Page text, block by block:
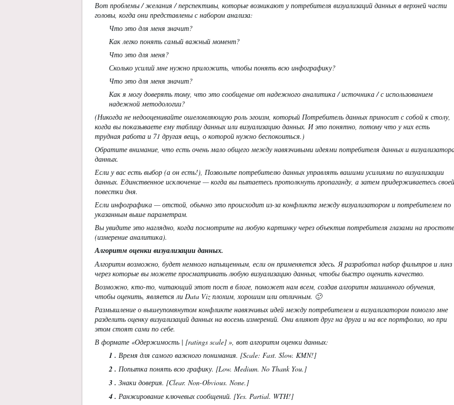
Вот проблемы / желания / перспективы, которые возникают у потребителя визуализаций данных в верхней части
головы, когда они представлены с набором анализа:
Что это для меня значит?
Как легко понять самый важный момент?
Что это для меня?
Сколько усилий мне нужно приложить, чтобы понять всю инфографику?
Что это для меня значит?
Как я могу доверять тому, что это сообщение от надежного аналитика / источника / с использованием
надежной методологии?
(Никогда не недооценивайте ошеломляющую роль эгоизм, который Потребитель данных приносит с собой к столу,
когда вы показываете ему таблицу данных или визуализацию данных. И это понятно, потому что у них есть
трудная работа и 71 другая вещь, о которой нужно беспокоиться.)
Обратите внимание, что есть очень мало общего между навязчивыми идеями потребителя данных и
данных.
Если у вас есть выбор (а он есть!), Позвольте потребителю данных управлять вашими усилиями по визуализации
данных. Единственное исключение — когда вы пытаетесь протолкнуть пропаганду, а затем придерживаетесь своей
повестки дня.
Если инфографика — отстой, обычно это происходит из-за конфликта между визуализатором и потребителем по
указанным выше параметрам.
Вы увидите это наглядно, когда посмотрите на любую картинку через объектив потребителя глазами на простоте
(измерение аналитика).
Алгоритм оценки визуализации данных.
Алгоритм возможно, будет немного напыщенным, если он применяется здесь. Я разработал набор фильтров и линз
через которые вы можете просматривать любую визуализацию данных, чтобы быстро оценить качество.
Возможно, кто-то, читающий этот пост в блоге, поможет нам всем, создав алгоритм машинного обучения,
чтобы оценить, является ли Data Viz плохим, хорошим или отличным. 🙂
Размышление о вышеупомянутом конфликте навязчивых идей между потребителем и визуализатором помогло мне
разделить оценку визуализаций данных на восемь измерений. Они влияют друг на друга и на все портфолио, но при
этом стоят сами по себе.
В формате «Одержимость | [ratings scale] », вот алгоритм оценки данных:
1 . Время для самого важного понимания. [Scale: Fast. Slow. KMN!]
2 . Попытка понять всю графику. [Low. Medium. No Thank You.]
3 . Знаки доверия. [Clear. Non-Obvious. None.]
4 . Ранжирование ключевых сообщений. [Yes. Partial. WTH!]